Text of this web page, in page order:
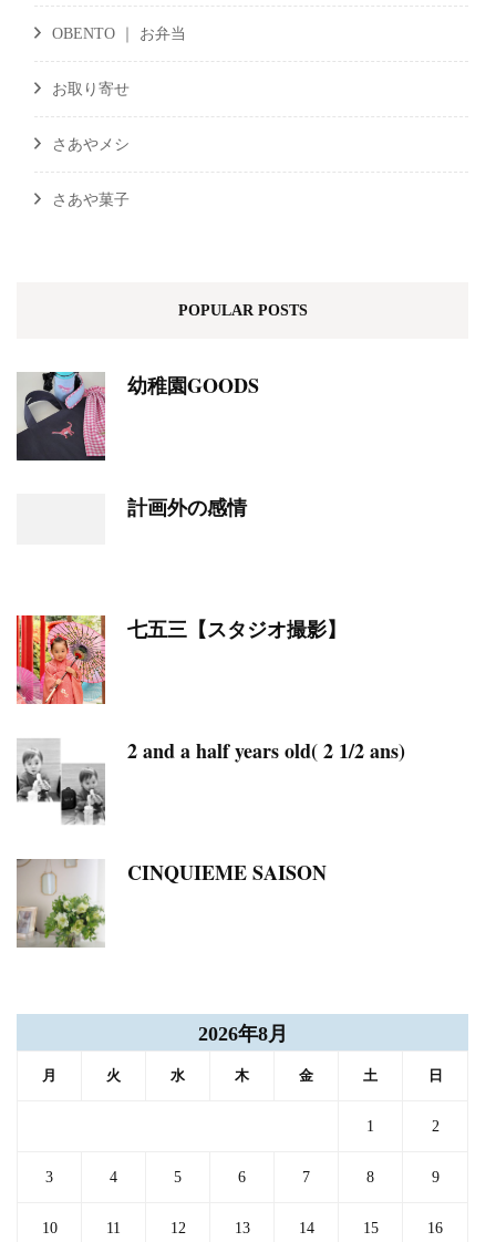
OBENTO ｜ お弁当
お取り寄せ
さあやメシ
さあや菓子
POPULAR POSTS
幼稚園GOODS
計画外の感情
七五三【スタジオ撮影】
2 and a half years old( 2 1/2 ans)
CINQUIEME SAISON
2026年8月
月 火 水 木 金 土 日
1 2
3 4 5 6 7 8 9
10 11 12 13 14 15 16